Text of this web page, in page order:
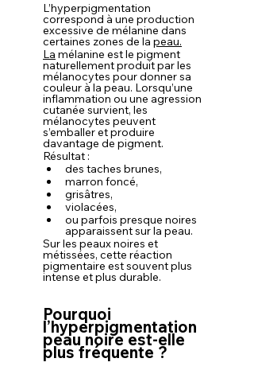
L’hyperpigmentation
correspond à une production
excessive de mélanine dans
certaines zones de la peau.
La mélanine est le pigment
naturellement produit par les
mélanocytes pour donner sa
couleur à la peau. Lorsqu’une
inflammation ou une agression
cutanée survient, les
mélanocytes peuvent
s’emballer et produire
davantage de pigment.
Résultat :
des taches brunes,
marron foncé,
grisâtres,
violacées,
ou parfois presque noires
apparaissent sur la peau.
Sur les peaux noires et
métissées, cette réaction
pigmentaire est souvent plus
intense et plus durable.
Pourquoi
l’hyperpigmentation
peau noire est-elle
plus fréquente ?